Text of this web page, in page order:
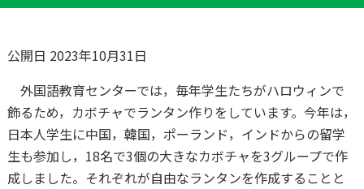
公開日 2023年10月31日
外国語教育センターでは，毎年学生たちがハロウィンで
飾るため，カボチャでランタン作りをしています。今年は，
日本人学生に中国，韓国，ポーランド，インドからの留学
生も参加し，18名で3個の大きなカボチャを3グループで作
成しました。それぞれが自由なランタンを作成することと